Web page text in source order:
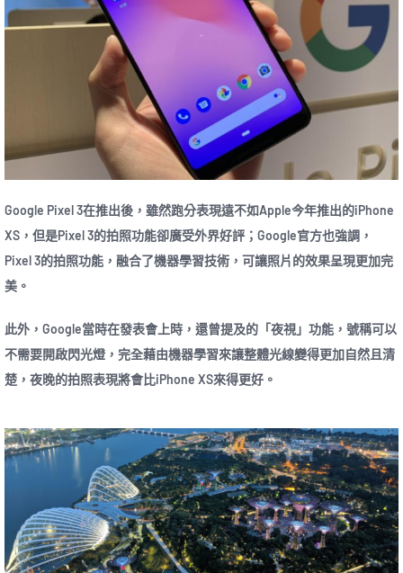
Google Pixel 3在推出後，雖然跑分表現遠不如Apple今年推出的iPhone
XS，但是Pixel 3的拍照功能卻廣受外界好評；Google官方也強調，
Pixel 3的拍照功能，融合了機器學習技術，可讓照片的效果呈現更加完
美。
此外，Google當時在發表會上時，還曾提及的「夜視」功能，號稱可以
不需要開啟閃光燈，完全藉由機器學習來讓整體光線變得更加自然且清
楚，夜晚的拍照表現將會比iPhone XS來得更好。